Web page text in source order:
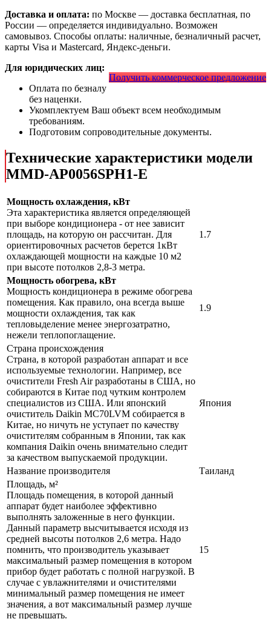
Доставка и оплата: по Москве — доставка бесплатная, по
России — определяется индивидуально. Возможен
самовывоз. Способы оплаты: наличные, безналичный расчет,
карты Visa и Mastercard, Яндекс-деньги.
Получить коммерческое предложение
Для юридических лиц:
Оплата по безналу
без наценки.
Укомплектуем Ваш объект всем необходимым
требованиям.
Подготовим сопроводительные документы.
Технические характеристики модели
MMD-AP0056SPH1-E
Мощность охлаждения, кВт
Эта характеристика является определяющей
при выборе кондиционера - от нее зависит
площадь, на которую он рассчитан. Для
ориентировочных расчетов берется 1кВт
охлаждающей мощности на каждые 10 м2
при высоте потолков 2,8-3 метра.
1.7
Мощность обогрева, кВт
Мощность кондиционера в режиме обогрева
помещения. Как правило, она всегда выше
мощности охлаждения, так как
тепловыделение менее энергозатратно,
нежели теплопоглащение.
1.9
Страна происхождения
Страна, в которой разработан аппарат и все
используемые технологии. Например, все
очистители Fresh Air разработаны в США, но
собираются в Китае под чутким контролем
специалистов из США. Или японский
очиститель Daikin MC70LVM собирается в
Китае, но ничуть не уступает по качеству
очистителям собранным в Японии, так как
компания Daikin очень внимательно следит
за качеством выпускаемой продукции.
Япония
Название производителя
Таиланд
Площадь, м²
Площадь помещения, в которой данный
аппарат будет наиболее эффективно
выполнять заложенные в него функции.
Данный параметр высчитывается исходя из
средней высоты потолков 2,6 метра. Надо
помнить, что производитель указывает
максимальный размер помещения в котором
прибор будет работать с полной нагрузкой. В
случае с увлажнителями и очистителями
минимальный размер помещения не имеет
значения, а вот максимальный размер лучше
не превышать.
15